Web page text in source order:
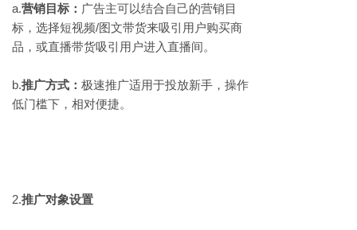
a.​营销目标： 广告主可以结合自己的营销目
标，选择短视频/图文带货来吸引用户购买商
品，或直播带货吸引用户进入直播间。
b.​推广方式： 极速推广适用于投放新手，操作
低门槛下，相对便捷。
2.​推广对象设置